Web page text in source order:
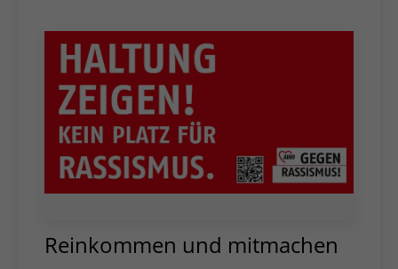
Reinkommen und mitmachen